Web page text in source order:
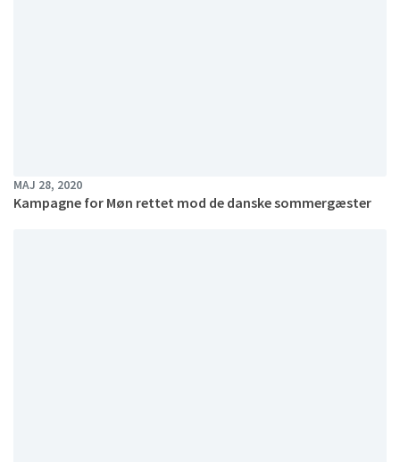
MAJ 28, 2020
Kampagne for Møn rettet mod de danske sommergæster